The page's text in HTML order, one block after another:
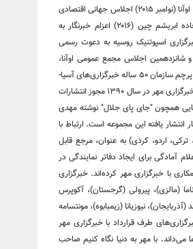
سی و هشتمین اجلاس کمیته فنی و اجرایی اوآنا (فوریه ۲۰۱۵) سی و نهمین اجلاس کمیته فنی و اجرایی اوآنا (نوامبر ۲۰۱۵) اجلاس جهانی اقتصادی
قزاقستان (۲۰۱۶) اجلاس جهانی رسانه‌ای اقتصادی سن پترزبورگ، روسیه (۲۰۱۶) اجلاس رسانه‌ای جاده ابریشم چین (۲۰۱۶) اعزام خبرنگار به
خبرنگار به دوره آموزشی خبرگزاری اسپوتنیک روسیه به دعوت رسمی
نشست کمیته فنی و اجرایی و شانزدهمین اجلاس مجمع عمومی اوآنا،
آذربایجان (نوامبر ۲۰۱۶) پنجمین کنگره جهانی خبرگزاری‌ها، آذربایجان (نوامبر ۲۰۱۶) این خبرگزاری مبتکر پرچم سازمان ۵۰ ساله خبرگزاری‌های آسیا-
اقیانوسیه بوده و منتخب فعال‌ترین خبرگزاری این سازمان در سال ۲۰۱۰ بوده است. انتشارات رسانه مهر خبرگزاری مهر در سال ۱۳۹۰ مجوز انتشارات
همچون "جای پای جلال" نوشته مهدی
یافته این مجموعه است. ارتباط با
۶ زبانه (فارسی، عربی، انگلیسی، ترکی، اردو، کردی) به عنوان، مرجع قابل
آمادگی برای ایجاد دفاتر نمایندگی در
با خبرگزاری مهر کرده‌اند. خبرگزاری
(مالزی)، پیرولی (گرجستان)، آکوپرس
نیوزیانا (زیمبابوه)، مونتسامه
طرف قرارداد با خبرگزاری مهر
با مهر به دنیا نگاه کنیم صاحب